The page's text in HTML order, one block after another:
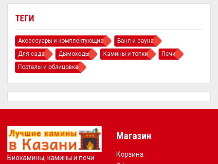
ТЕГИ
Аксессуары и комплектующие
Баня и сауна
Для сада
Дымоходы Камины и топки
Печи
Порталы и облицовка
Биокамины, камины и печи
Магазин
Корзина